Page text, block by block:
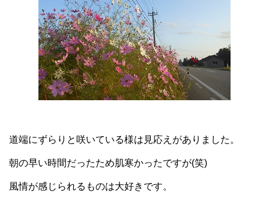
道端にずらりと咲いている様は見応えがありました。
朝の早い時間だったため肌寒かったですが(笑)
風情が感じられるものは大好きです。